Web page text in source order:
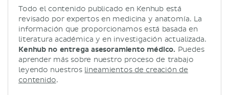
Todo el contenido publicado en Kenhub está
revisado por expertos en medicina y anatomía. La
información que proporcionamos está basada en
literatura académica y en investigación actualizada.
Kenhub no entrega asesoramiento médico. Puedes
aprender más sobre nuestro proceso de trabajo
leyendo nuestros lineamientos de creación de
contenido.